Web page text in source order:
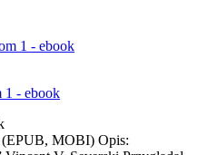
1 - ebook
(EPUB, MOBI) Opis: